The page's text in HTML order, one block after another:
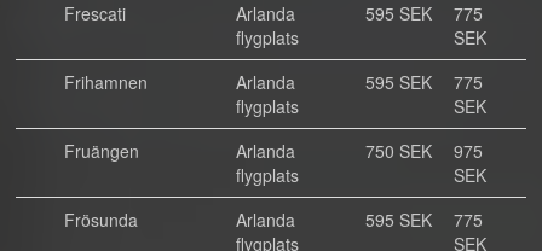
Frescati
Arlanda
flygplats
595 SEK
775
SEK
Frihamnen
Arlanda
flygplats
595 SEK
775
SEK
Fruängen
Arlanda
flygplats
750 SEK
975
SEK
Frösunda
Arlanda
flygplats
595 SEK
775
SEK